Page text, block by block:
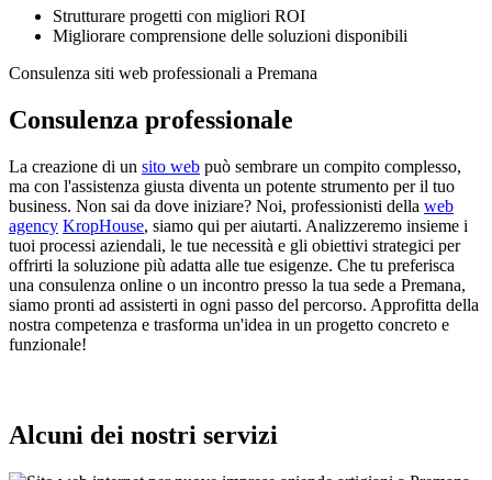
Strutturare progetti con migliori ROI
Migliorare comprensione delle soluzioni disponibili
Consulenza siti web professionali a Premana
Consulenza professionale
La creazione di un sito web può sembrare un compito complesso,
ma con l'assistenza giusta diventa un potente strumento per il tuo
business. Non sai da dove iniziare? Noi, professionisti della web
agency KropHouse, siamo qui per aiutarti. Analizzeremo insieme i
tuoi processi aziendali, le tue necessità e gli obiettivi strategici per
offrirti la soluzione più adatta alle tue esigenze. Che tu preferisca
una consulenza online o un incontro presso la tua sede a Premana,
siamo pronti ad assisterti in ogni passo del percorso. Approfitta della
nostra competenza e trasforma un'idea in un progetto concreto e
funzionale!
Alcuni dei nostri servizi